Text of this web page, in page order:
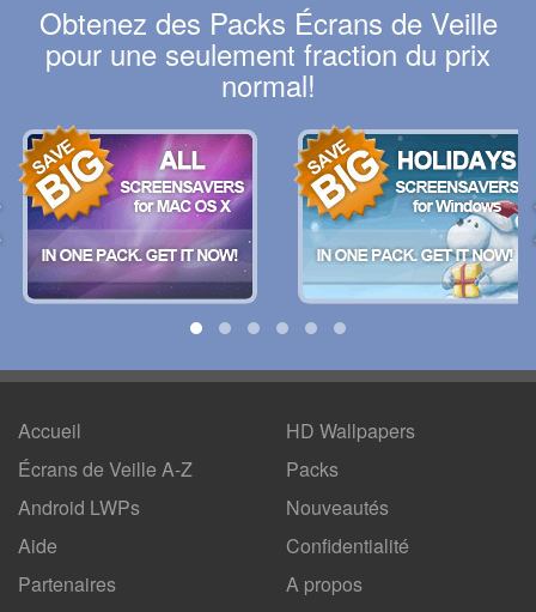
Obtenez des Packs Écrans de Veille
pour une seulement fraction du prix
normal!
Accueil
Écrans de Veille A-Z
Android LWPs
HD Wallpapers
Packs
Nouveautés
Aide
Partenaires
Confidentialité
A propos